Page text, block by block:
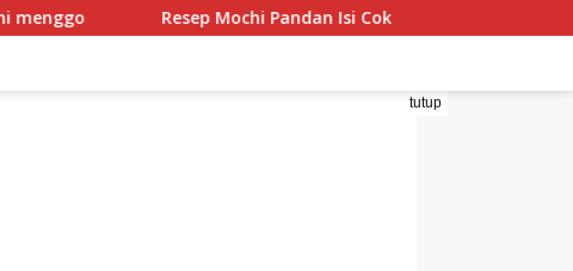
Resep Mochi Pandan Isi Coklat dan Kacang
tutup